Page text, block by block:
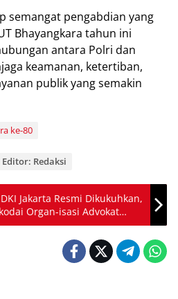
semangat pengabdian yang
Bhayangkara tahun ini
antara Polri dan
keamanan, ketertiban,
publik yang semakin
ke-80
Editor: Redaksi
DKI Jakarta Resmi Dikukuhkan,
Organ-isasi Advokat